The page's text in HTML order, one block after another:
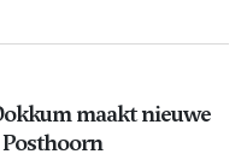
maakt nieuwe